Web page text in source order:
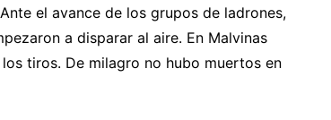
el avance de los grupos de ladrones,
a disparar al aire. En Malvinas
tiros. De milagro no hubo muertos en